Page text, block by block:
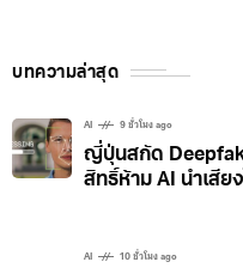
บทความล่าสุด
AI 9 ชั่วโมง ago
ญี่ปุ่นสกัด
สิทธิ์ห้าม AI นำเสียง
AI 10 ชั่วโมง ago